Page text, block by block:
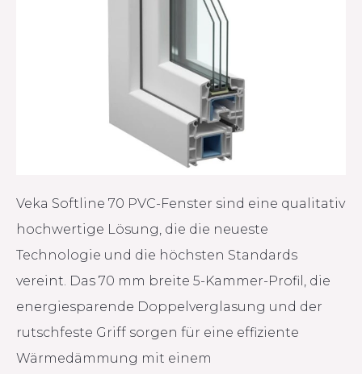
Veka Softline 70 PVC-Fenster sind eine qualitativ
hochwertige Lösung, die die neueste
Technologie und die höchsten Standards
vereint. Das 70 mm breite 5-Kammer-Profil, die
energiesparende Doppelverglasung und der
rutschfeste Griff sorgen für eine effiziente
Wärmedämmung mit einem